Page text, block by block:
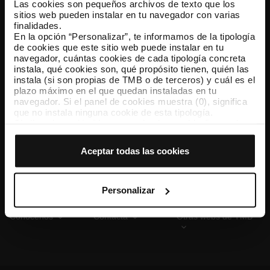
Las cookies son pequeños archivos de texto que los
sitios web pueden instalar en tu navegador con varias
finalidades.
En la opción “Personalizar”, te informamos de la tipología
de cookies que este sitio web puede instalar en tu
navegador, cuántas cookies de cada tipología concreta
instala, qué cookies son, qué propósito tienen, quién las
instala (si son propias de TMB o de terceros) y cuál es el
plazo máximo en el que quedan instaladas en tu
navegador. Si el panel de cookies muestra (0), significa
que no instala ninguna cookie de esta tipología.
que todas estas cookies se instalen en tu navegador.
tipología de cookies permite indicar si quieres que se
instalen o no las cookies de esa clase.
Una vez que hayas marcado tus preferencias, debes
hacer clic en “Seleccionar y configurar”. Así se instalarán
previamente. Te sugerimos que selecciones las cookies
de personalización, porque permiten recordar tus
opciones de navegación (como el idioma) y mejoran tu
Aceptar todas las cookies
Personalizar
TMB App
Descárgate TMB App y compra tus billetes
App Store Google Play
Conócenos Contacta Otras webs de TMB